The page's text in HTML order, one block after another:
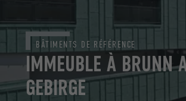
IMMEUBLE À BRUNN
GEBIRGE
BÂTIMENTS DE RÉFÉRENCE